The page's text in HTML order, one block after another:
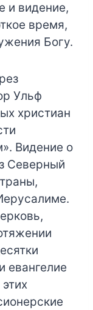
и видение,
время,
Богу.
Ульф
христиан
Видение о
Северный
евангелие